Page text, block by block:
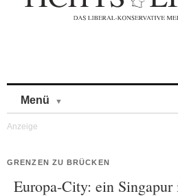
Menü
GRENZEN ZU BRÜCKEN
Europa-City: ein